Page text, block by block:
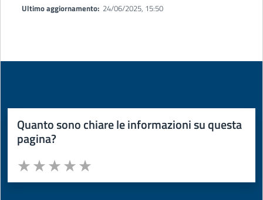
Ultimo aggiornamento: 24/06/2025, 15:50
Quanto sono chiare le informazioni su questa
pagina?
Valuta da 1 a 5 stelle la pagina
Valuta 4 stelle su 5
Valuta 3 stelle su 5
Valuta 2 stelle su 5
Valuta 1 stelle su 5